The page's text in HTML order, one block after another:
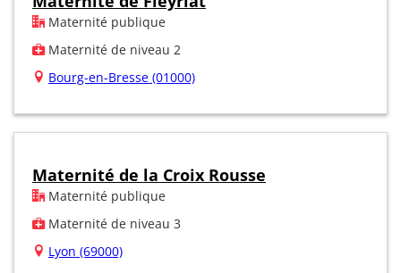
Maternité publique
Maternité de niveau 2
Bourg-en-Bresse (01000)
Maternité de la Croix Rousse
Maternité publique
Maternité de niveau 3
Lyon (69000)